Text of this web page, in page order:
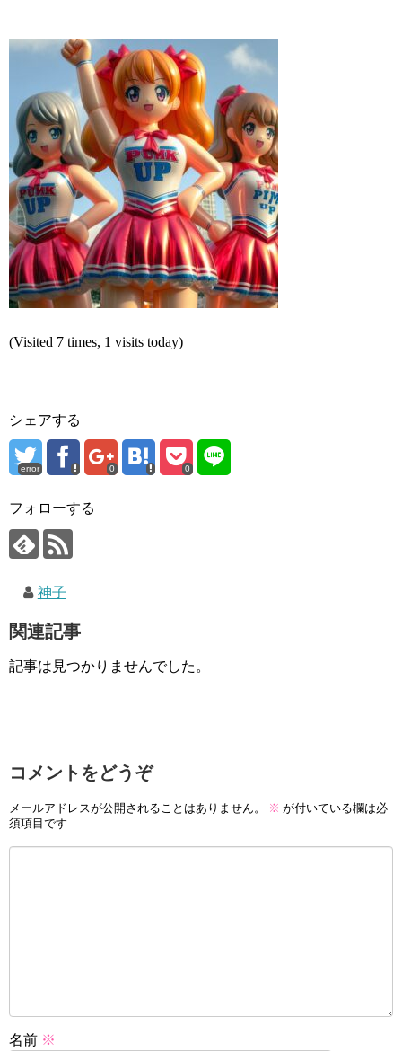
(Visited 7 times, 1 visits today)
シェアする
error 0 0
フォローする
神子
関連記事
記事は見つかりませんでした。
コメントをどうぞ
メールアドレスが公開されることはありません。 ※ が付いている欄は必
須項目です
名前 ※